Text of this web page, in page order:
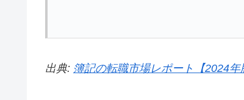
出典: 簿記の転職市場レポート【2024年